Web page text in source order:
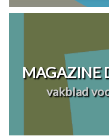
MAGAZINE
vakblad